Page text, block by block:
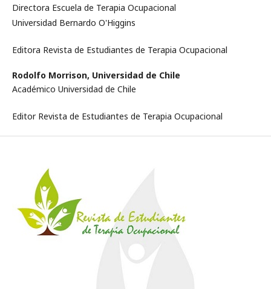
Directora Escuela de Terapia Ocupacional
Universidad Bernardo O'Higgins
Editora Revista de Estudiantes de Terapia Ocupacional
Rodolfo Morrison, Universidad de Chile
Académico Universidad de Chile
Editor Revista de Estudiantes de Terapia Ocupacional